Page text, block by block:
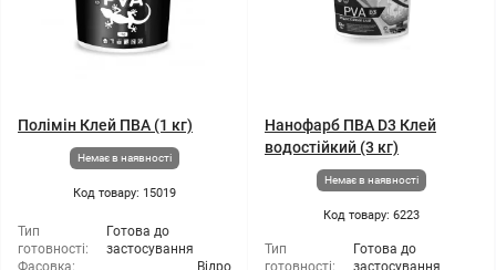
Полімін Клей ПВА (1 кг)
Немає в наявності
Код товару: 15019
Тип
готовності:
Готова до
застосування
Фасовка:
Відро
Нанофарб ПВА D3 Клей
водостійкий (3 кг)
Немає в наявності
Код товару: 6223
Тип
готовності:
Готова до
застосування